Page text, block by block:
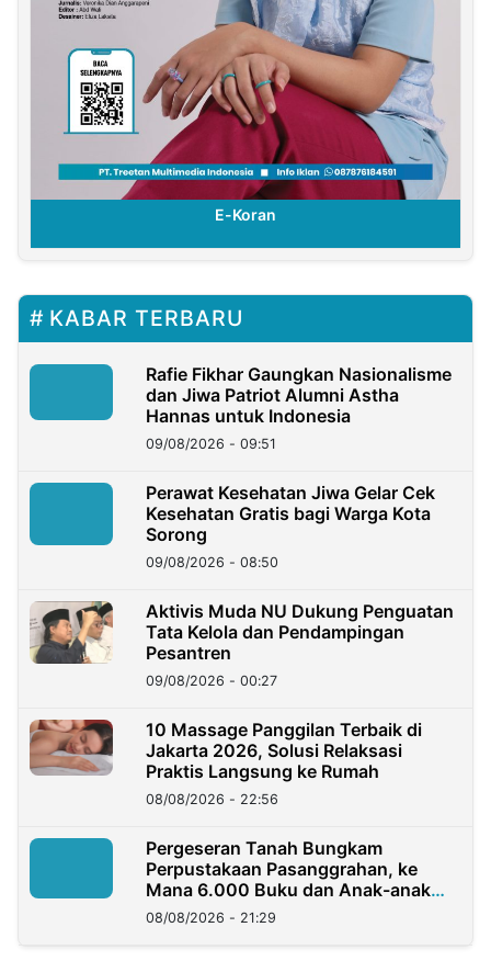
E-Koran
KABAR TERBARU
Rafie Fikhar Gaungkan Nasionalisme
dan Jiwa Patriot Alumni Astha
Hannas untuk Indonesia
09/08/2026 - 09:51
Perawat Kesehatan Jiwa Gelar Cek
Kesehatan Gratis bagi Warga Kota
Sorong
09/08/2026 - 08:50
Aktivis Muda NU Dukung Penguatan
Tata Kelola dan Pendampingan
Pesantren
09/08/2026 - 00:27
10 Massage Panggilan Terbaik di
Jakarta 2026, Solusi Relaksasi
Praktis Langsung ke Rumah
08/08/2026 - 22:56
Pergeseran Tanah Bungkam
Perpustakaan Pasanggrahan, ke
Mana 6.000 Buku dan Anak-anak
Kini?
08/08/2026 - 21:29